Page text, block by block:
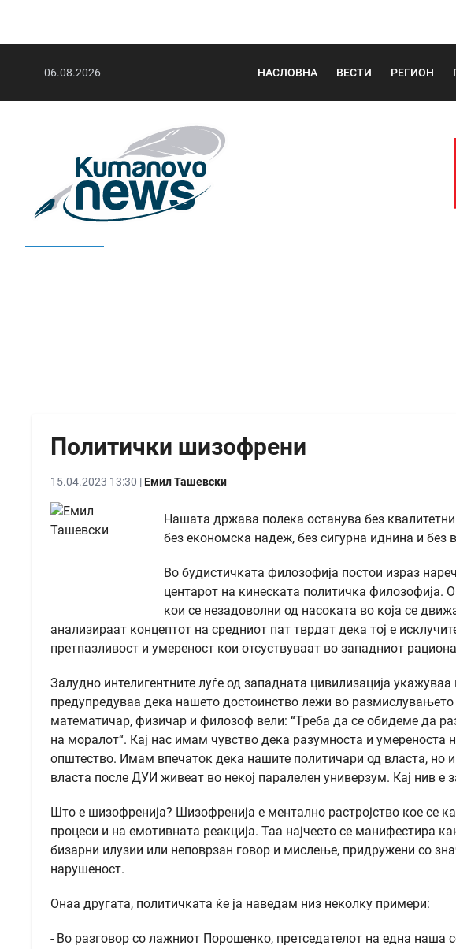
06.08.2026 НАСЛОВНА ВЕСТИ РЕГИОН
Политички шизофрени
15.04.2023 13:30 |Емил Ташевски
Нашата држава полека останува без
без економска надеж, без сигурна иднина и без
Во будистичката филозофија постои израз
центарот на кинеската политичка филозофија.
кои се незадоволни од насоката во која се
анализираат концептот на средниот пат тврдат дека тој е
претпазливост и умереност кои отсуствуваат во западниот
Залудно интелигентните луѓе од западната цивилизација
предупредуваа дека нашето достоинство лежи во
математичар, физичар и филозоф вели: “Треба да се обидеме да
на моралот“. Кај нас имам чувство дека разумноста и умереноста
општество. Имам впечаток дека нашите политичари од власта, но
власта после ДУИ живеат во некој паралелен универзум. Кај нив е
Што е шизофренија? Шизофренија е ментално растројство кое се
процеси и на емотивната реакција. Таа најчесто се манифестира
бизарни илузии или неповрзан говор и мислење, придружени со
нарушеност.
Онаа другата, политичката ќе ја наведам низ неколку примери:
- Во разговор со лажниот Порошенко, претседателот на една